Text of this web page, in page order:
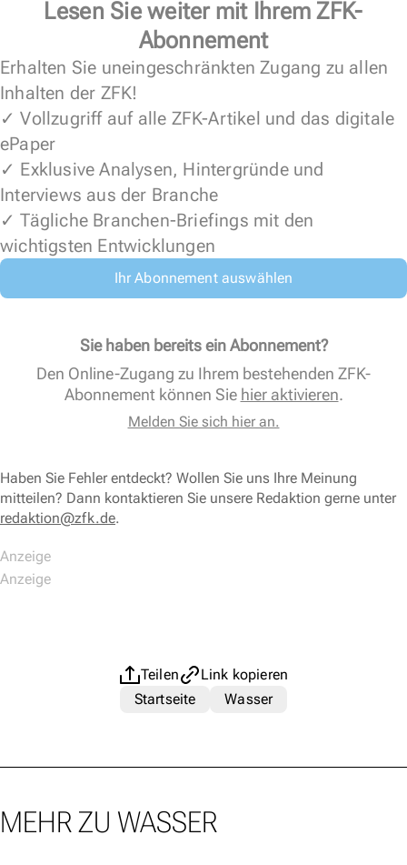
Lesen Sie weiter mit Ihrem ZFK-
Abonnement
Erhalten Sie uneingeschränkten Zugang zu allen
Inhalten der ZFK!
✓ Vollzugriff auf alle ZFK-Artikel und das digitale
ePaper
✓ Exklusive Analysen, Hintergründe und
Interviews aus der Branche
✓ Tägliche Branchen-Briefings mit den
wichtigsten Entwicklungen
Ihr Abonnement auswählen
Sie haben bereits ein Abonnement?
Den Online-Zugang zu Ihrem bestehenden ZFK-
Abonnement können Sie hier aktivieren.
Melden Sie sich hier an.
Haben Sie Fehler entdeckt? Wollen Sie uns Ihre Meinung
mitteilen? Dann kontaktieren Sie unsere Redaktion gerne unter
redaktion@zfk.de.
Teilen
Link kopieren
Startseite
Wasser
MEHR ZU WASSER